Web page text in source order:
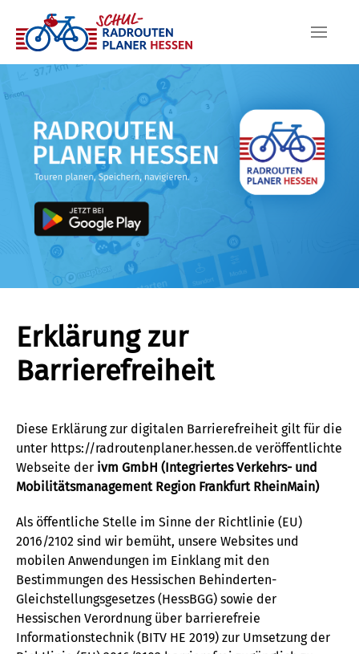
Skip to main content
Erklärung zur
Barrierefreiheit
Diese Erklärung zur digitalen Barrierefreiheit gilt für die
unter https://radroutenplaner.hessen.de veröffentlichte
Webseite der ivm GmbH (Integriertes Verkehrs- und
Mobilitätsmanagement Region Frankfurt RheinMain)
Als öffentliche Stelle im Sinne der Richtlinie (EU)
2016/2102 sind wir bemüht, unsere Websites und
mobilen Anwendungen im Einklang mit den
Bestimmungen des Hessischen Behinderten-
Gleichstellungsgesetzes (HessBGG) sowie der
Hessischen Verordnung über barrierefreie
Informationstechnik (BITV HE 2019) zur Umsetzung der